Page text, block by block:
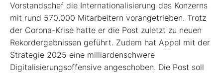
Vorstandschef die Internationalisierung des Konzerns
mit rund 570.000 Mitarbeitern vorangetrieben. Trotz
der Corona-Krise hatte er die Post zuletzt zu neuen
Rekordergebnissen geführt. Zudem hat Appel mit der
Strategie 2025 eine milliardenschwere
Digitalisierungsoffensive angeschoben. Die Post soll